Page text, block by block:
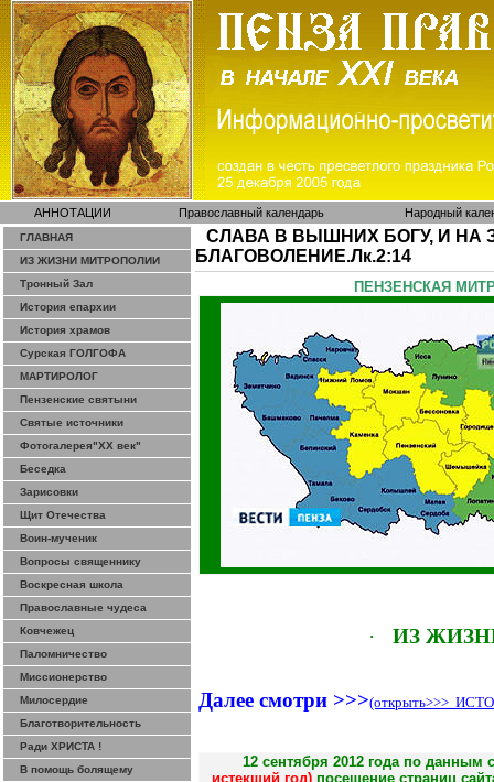
АННОТАЦИИ Православный календарь Народный
ГЛАВНАЯ
ИЗ ЖИЗНИ МИТРОПОЛИИ
Тронный Зал
История епархии
История храмов
Сурская ГОЛГОФА
МАРТИРОЛОГ
Пензенские святыни
Святые источники
Фотогалерея"ХХ век"
Беседка
Зарисовки
Щит Отечества
Воин-мученик
Вопросы священнику
Воскресная школа
Православные чудеса
Ковчежец
Паломничество
Миссионерство
Милосердие
Благотворительность
Ради ХРИСТА !
В помощь болящему
СЛАВА В ВЫШНИХ БОГУ, И НА
БЛАГОВОЛЕНИЕ.Лк.2:14
ПЕНЗЕНСКАЯ
· ИЗ
Далее смотри >>>(открыть>>>
12 сентября 2012 года по данным
истекший год) посещение страниц